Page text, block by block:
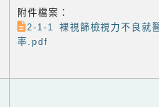
附件檔案：
2-1-1 裸視篩檢視力不良就
率.pdf